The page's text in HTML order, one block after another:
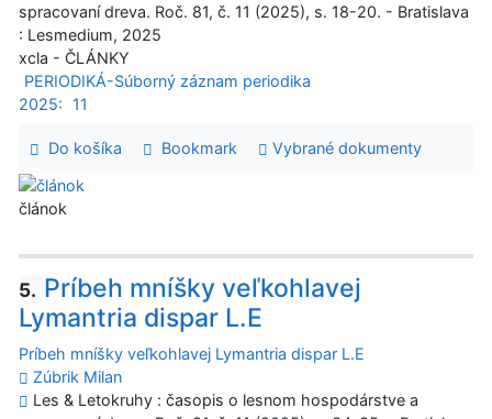
spracovaní dreva. Roč. 81, č. 11 (2025), s. 18-20. - Bratislava
: Lesmedium, 2025
xcla - ČLÁNKY
PERIODIKÁ-Súborný záznam periodika
2025:
11
Do košíka Bookmark Vybrané dokumenty
článok
5. Príbeh mníšky veľkohlavej
Lymantria dispar L.E
Príbeh mníšky veľkohlavej Lymantria dispar L.E
Zúbrik Milan
Les & Letokruhy : časopis o lesnom hospodárstve a